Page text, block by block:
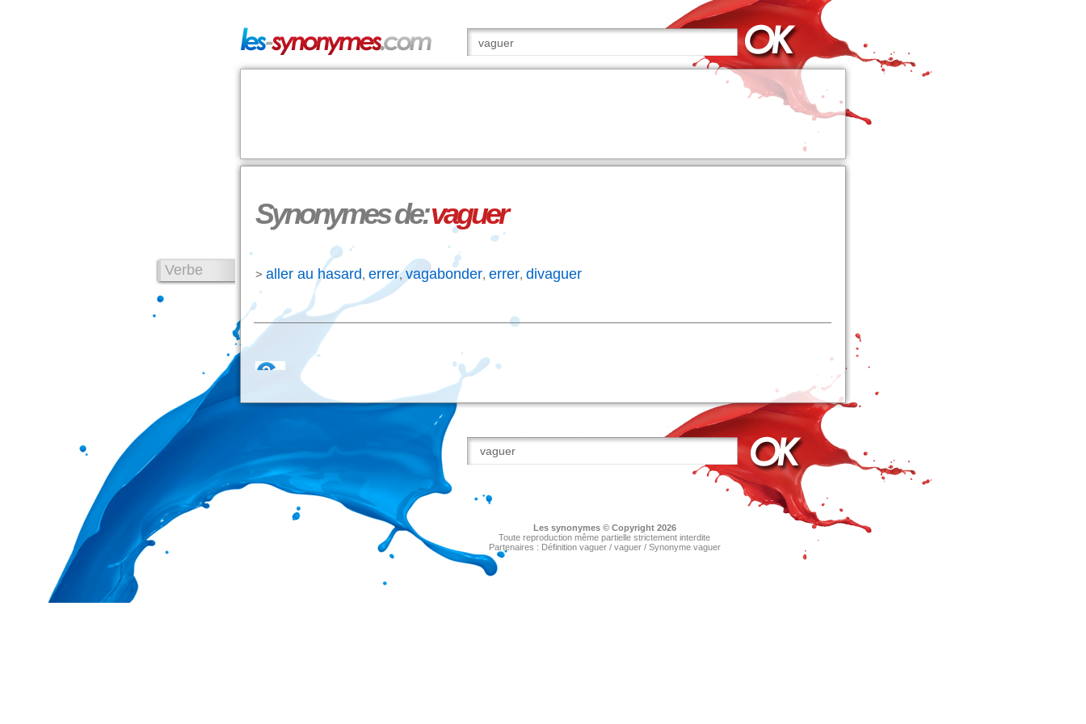
Synonymes de:vaguer
Verbe > aller au hasard, errer,vagabonder, errer, divaguer
Les synonymes© Copyright 2026
Toute reproduction même partielle strictement interdite
Partenaires : Définition vaguer/ vaguer/ Synonyme vaguer